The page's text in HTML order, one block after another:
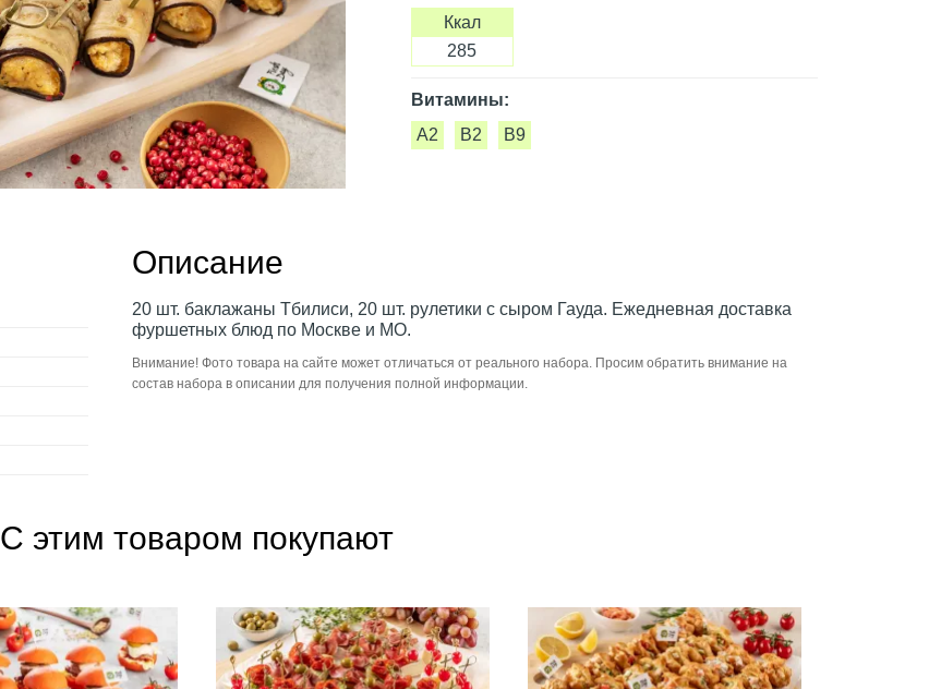
Ккал
285
Витамины:
A2
B2 B9
Описание
20 шт. баклажаны Тбилиси, 20 шт. рулетики с сыром Гауда. Ежедневная доставка
фуршетных блюд по Москве и МО.
Внимание! Фото товара на сайте может отличаться от реального набора. Просим обратить внимание на
состав набора в описании для получения полной информации.
С этим товаром покупают